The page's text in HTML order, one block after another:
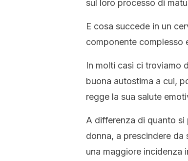
sul loro processo di
E cosa succede in un
componente complesso
In molti casi ci troviamo
buona autostima a cui,
regge la sua salute
A differenza di quanto si
donna, a prescindere da
una maggiore incidenza